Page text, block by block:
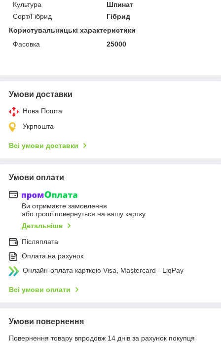
Культура
Шпинат
Сорт/Гібрид
Гібрид
Користувальницькі характеристики
Фасовка
25000
Умови доставки
Нова Пошта
Укрпошта
Всі умови доставки
Умови оплати
Ви отримаєте замовлення
або гроші повернуться на вашу картку
Детальніше
Післяплата
Оплата на рахунок
Онлайн-оплата карткою Visa, Mastercard - LiqPay
Всі умови оплати
Умови повернення
Повернення товару впродовж 14 днів за рахунок покупця